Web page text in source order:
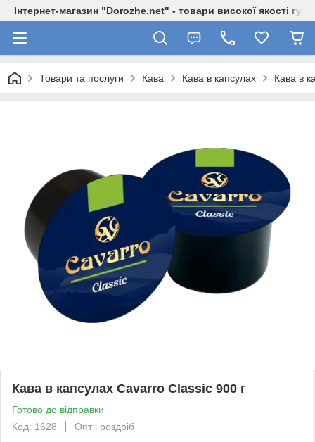
Інтернет-магазин "Dorozhe.net" - товари високої якості
Товари та послуги Кава Кава в капсулах Кава в
Кава в капсулах Cavarro Classic 900 г
Готово до відправки
Код: 1628
Опт і роздріб